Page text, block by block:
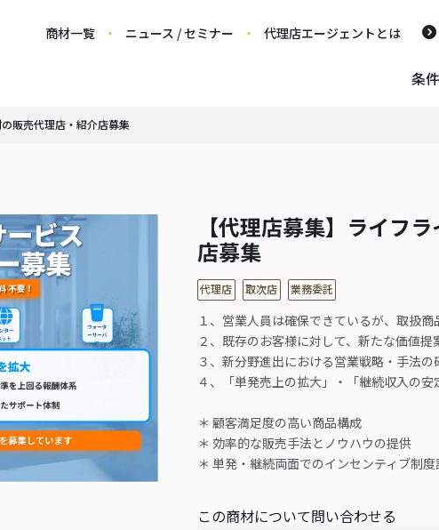
商材一覧 ニュース / セミナー 代理店エージェントとは
条
販売代理店・紹介店募集
【代理店募集】ライフ
店募集
代理店 取次店 業務委託
１、営業人員は確保できているが、取扱
２、既存のお客様に対して、新たな価値提
３、新分野進出における営業戦略・手法の
４、「単発売上の拡大」・「継続収入の
＊ 顧客満足度の高い商品構成
＊ 効率的な販売手法とノウハウの提供
＊ 単発・継続両面でのインセンティブ制
この商材について問い合わせる